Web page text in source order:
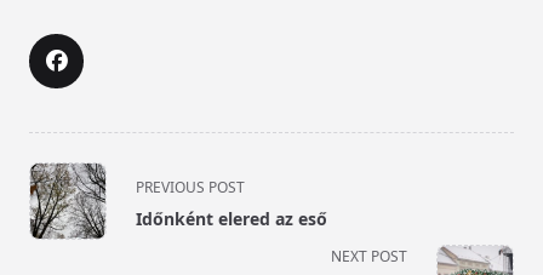
<span
class="nav-
subtitle
PREVIOUS POST
Időnként elered az eső
NEXT POST